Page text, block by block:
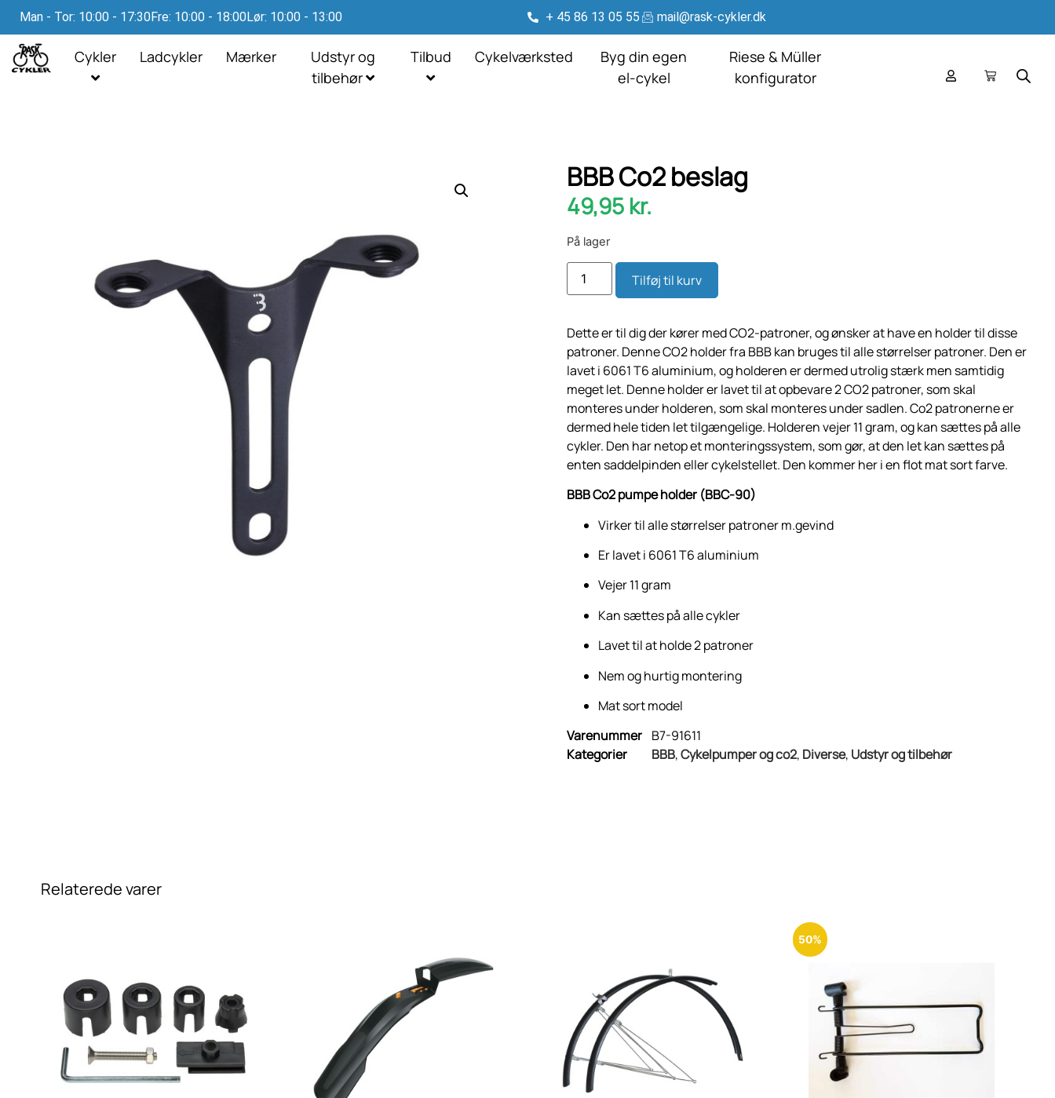
Man - Tor: 10:00 - 17:30Fre: 10:00 - 18:00Lør: 10:00 - 13:00 + 45 86 13 05 55 mail@rask-cykler.dk
Cykler Ladcykler Mærker
Udstyr og
tilbehør
Tilbud Cykelværksted
Byg din egen
el-cykel
Riese & Müller
konfigurator
BBB Co2 beslag
49,95 kr.
På lager
Tilføj til kurv
Dette er til dig der kører med CO2-patroner, og ønsker at have en holder til disse
patroner. Denne CO2 holder fra BBB kan bruges til alle størrelser patroner. Den er
lavet i 6061 T6 aluminium, og holderen er dermed utrolig stærk men samtidig
meget let. Denne holder er lavet til at opbevare 2 CO2 patroner, som skal
monteres under holderen, som skal monteres under sadlen. Co2 patronerne er
dermed hele tiden let tilgængelige. Holderen vejer 11 gram, og kan sættes på alle
cykler. Den har netop et monteringssystem, som gør, at den let kan sættes på
enten saddelpinden eller cykelstellet. Den kommer her i en flot mat sort farve.
BBB Co2 pumpe holder (BBC-90)
Virker til alle størrelser patroner m.gevind
Er lavet i 6061 T6 aluminium
Vejer 11 gram
Kan sættes på alle cykler
Lavet til at holde 2 patroner
Nem og hurtig montering
Mat sort model
Varenummer B7-91611
Kategorier
BBB,Cykelpumper og co2, Diverse, Udstyr og tilbehør
Relaterede varer
50%